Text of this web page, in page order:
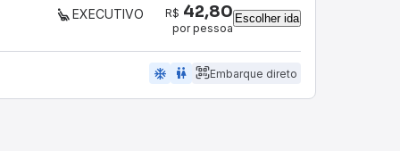
EXECUTIVO R$ 42,80
por pessoa
Escolher ida
ac_unit wc Embarque direto